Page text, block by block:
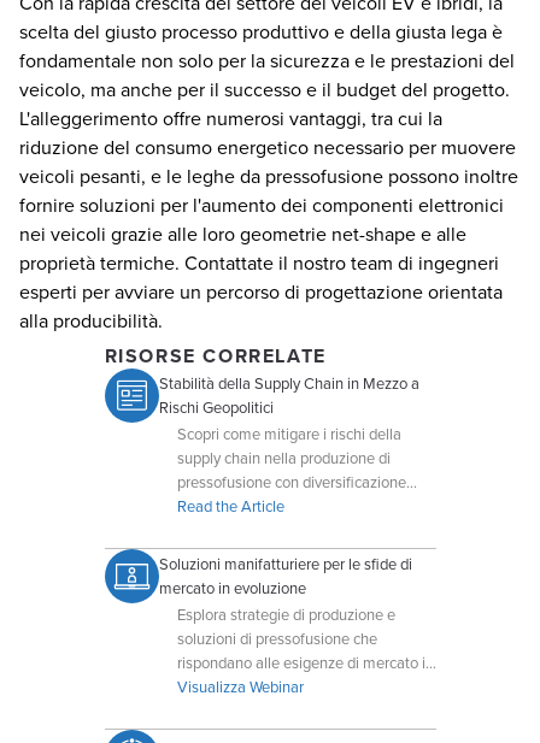
scelta del giusto processo produttivo e della giusta lega è
fondamentale non solo per la sicurezza e le prestazioni del
veicolo, ma anche per il successo e il budget del progetto.
L'alleggerimento offre numerosi vantaggi, tra cui la
riduzione del consumo energetico necessario per muovere
veicoli pesanti, e le leghe da pressofusione possono inoltre
fornire soluzioni per l'aumento dei componenti elettronici
nei veicoli grazie alle loro geometrie net-shape e alle
proprietà termiche. Contattate il nostro team di ingegneri
esperti per avviare un percorso di progettazione orientata
alla producibilità.
RISORSE CORRELATE
Stabilità della Supply Chain in Mezzo a
Rischi Geopolitici
Scopri come mitigare i rischi della
supply chain nella produzione di
pressofusione con diversificazione
globale e flessibilità produttiva.
Read the Article
Soluzioni manifatturiere per le sfide di
mercato in evoluzione
Esplora strategie di produzione e
soluzioni di pressofusione che
rispondano alle esigenze di mercato in
evoluzione di oggi.
Visualizza Webinar